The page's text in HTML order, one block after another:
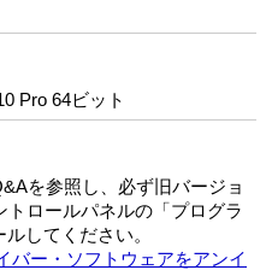
Pro 64ビット
を参照し、必ず旧バージョ
トロールパネルの「プログラ
してください。
バー・ソフトウェアをアンイ